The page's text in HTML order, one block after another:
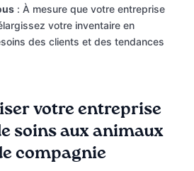
: À mesure que votre entreprise
votre inventaire en
des clients et des tendances
votre entreprise
soins aux animaux
compagnie